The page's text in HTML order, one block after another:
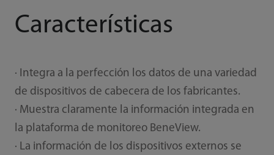
Características
· Integra a la perfección los datos de una variedad
de dispositivos de cabecera de los fabricantes.
· Muestra claramente la información integrada en
la plataforma de monitoreo BeneView.
· La información de los dispositivos externos se